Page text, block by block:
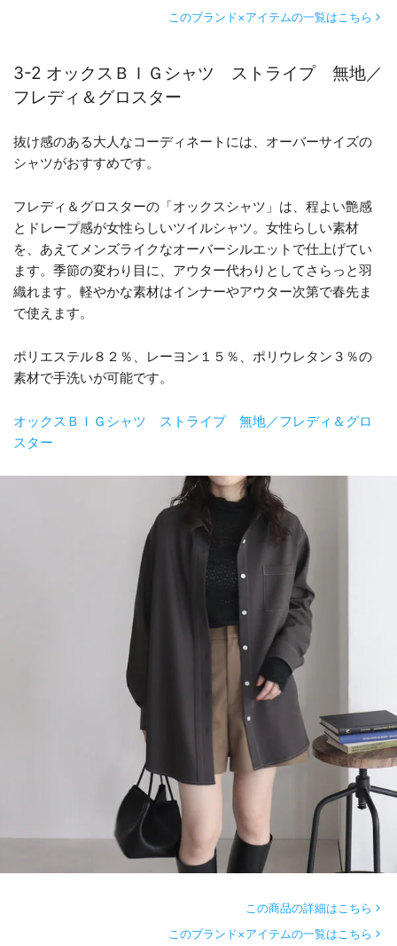
このブランド×アイテムの一覧はこちら
3-2 オックスＢＩＧシャツ ストライプ 無地／
フレディ＆グロスター
抜け感のある大人なコーディネートには、オーバーサイズの
シャツがおすすめです。
フレディ＆グロスターの「オックスシャツ」は、程よい艶感
とドレープ感が女性らしいツイルシャツ。女性らしい素材
を、あえてメンズライクなオーバーシルエットで仕上げてい
ます。季節の変わり目に、アウター代わりとしてさらっと羽
織れます。軽やかな素材はインナーやアウター次第で春先ま
で使えます。
ポリエステル８２％、レーヨン１５％、ポリウレタン３％の
素材で手洗いが可能です。
オックスＢＩＧシャツ ストライプ 無地／フレディ＆グロ
スター
この商品の詳細はこちら
このブランド×アイテムの一覧はこちら